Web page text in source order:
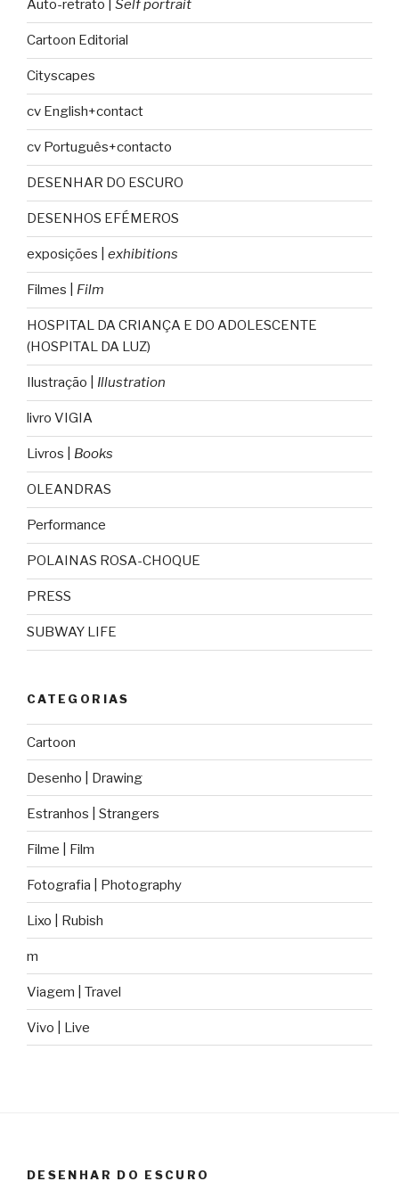
Auto-retrato | Self portrait
Cartoon Editorial
Cityscapes
cv English+contact
cv Português+contacto
DESENHAR DO ESCURO
DESENHOS EFÉMEROS
exposições | exhibitions
Filmes | Film
HOSPITAL DA CRIANÇA E DO ADOLESCENTE
(HOSPITAL DA LUZ)
Ilustração | Illustration
livro VIGIA
Livros | Books
OLEANDRAS
Performance
POLAINAS ROSA-CHOQUE
PRESS
SUBWAY LIFE
CATEGORIAS
Cartoon
Desenho | Drawing
Estranhos | Strangers
Filme | Film
Fotografia | Photography
Lixo | Rubish
m
Viagem | Travel
Vivo | Live
DESENHAR DO ESCURO